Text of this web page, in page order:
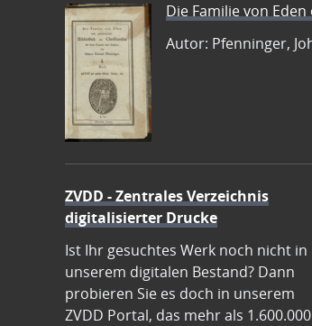
Die Familie von
Autor: Pfenninger,
ZVDD - Zentrales Verzeichnis
digitalisierter Drucke
Ist Ihr gesuchtes Werk noch nicht in
unserem digitalen Bestand? Dann
probieren Sie es doch in unserem
ZVDD Portal, das mehr als 1.600.000